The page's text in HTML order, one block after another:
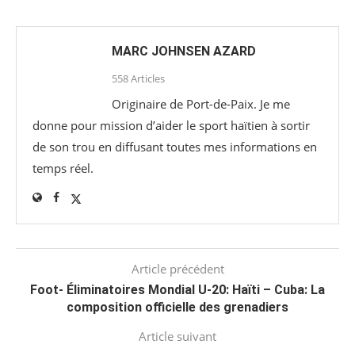
MARC JOHNSEN AZARD
558 Articles
Originaire de Port-de-Paix. Je me
donne pour mission d’aider le sport haïtien à sortir
de son trou en diffusant toutes mes informations en
temps réel.
Article précédent
Foot- Éliminatoires Mondial U-20: Haïti – Cuba: La
composition officielle des grenadiers
Article suivant